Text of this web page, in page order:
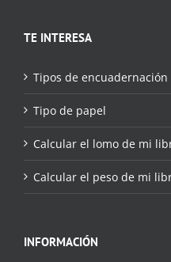
TE INTERESA
Tipos de encuadernación
Tipo de papel
Calcular el lomo de mi
Calcular el peso de mi
INFORMACIÓN